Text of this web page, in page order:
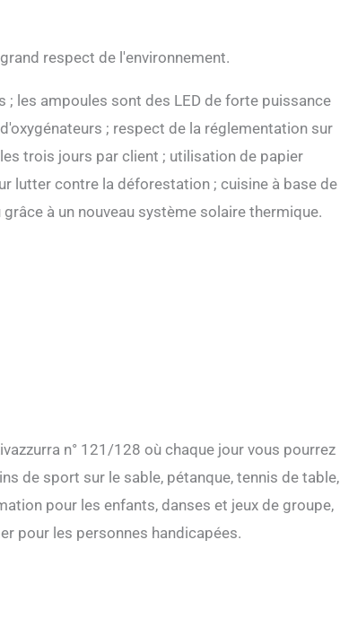
respect de l'environnement.
les ampoules sont des LED de forte puissance
; respect de la réglementation sur
trois jours par client ; utilisation de papier
lutter contre la déforestation ; cuisine à base de
à un nouveau système solaire thermique.
n° 121/128 où chaque jour vous pourrez
de sport sur le sable, pétanque, tennis de table,
pour les enfants, danses et jeux de groupe,
pour les personnes handicapées.